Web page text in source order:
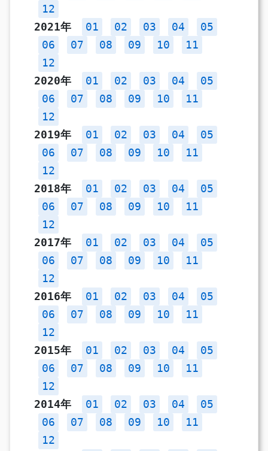
12
2021年
01 02 03 04
05
06
07 08 09 10
11
12
2020年
01 02 03 04
05
06
07 08 09 10
11
12
2019年
01 02 03 04
05
06
07 08 09 10
11
12
2018年
01 02 03 04
05
06
07 08 09 10
11
12
2017年
01 02 03 04
05
06
07 08 09 10
11
12
2016年
01 02 03 04
05
06
07 08 09 10
11
12
2015年
01 02 03 04
05
06
07 08 09 10
11
12
2014年
01 02 03 04
05
06
07 08 09 10
11
12